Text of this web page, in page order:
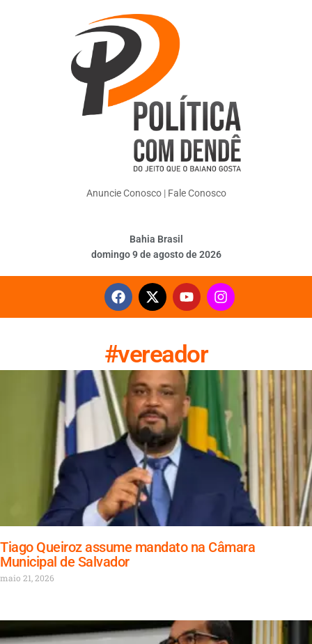
Anuncie Conosco| Fale Conosco
Bahia Brasil
domingo 9 de agosto de 2026
#vereador
Tiago Queiroz assume mandato na Câmara
Municipal de Salvador
maio 21, 2026